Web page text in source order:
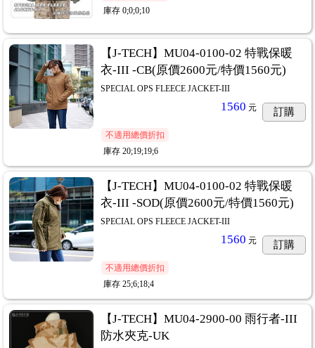
庫存 0;0;0;10
【J-TECH】MU04-0100-02 特戰保暖
衣-III -CB(原價2600元/特價1560元)
SPECIAL OPS FLEECE JACKET-III
1560 元 訂購
不適用總價折扣
庫存 20;19;19;6
【J-TECH】MU04-0100-02 特戰保暖
衣-III -SOD(原價2600元/特價1560元)
SPECIAL OPS FLEECE JACKET-III
1560 元 訂購
不適用總價折扣
庫存 25;6;18;4
【J-TECH】MU04-2900-00 雨行者-III
防水夾克-UK